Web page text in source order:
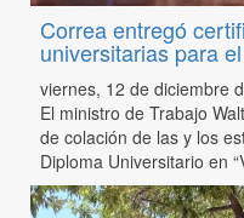
Correa entregó
universitarias para
viernes, 12 de diciembre
El ministro de Trabajo
de colación de las y los
Diploma Universitario en